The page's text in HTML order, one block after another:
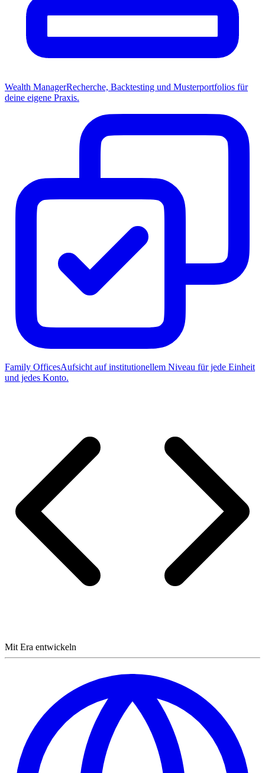
Wealth ManagerRecherche, Backtesting und Musterportfolios für
deine eigene Praxis.
Family OfficesAufsicht auf institutionellem Niveau für jede Einheit
und jedes Konto.
Mit Era entwickeln